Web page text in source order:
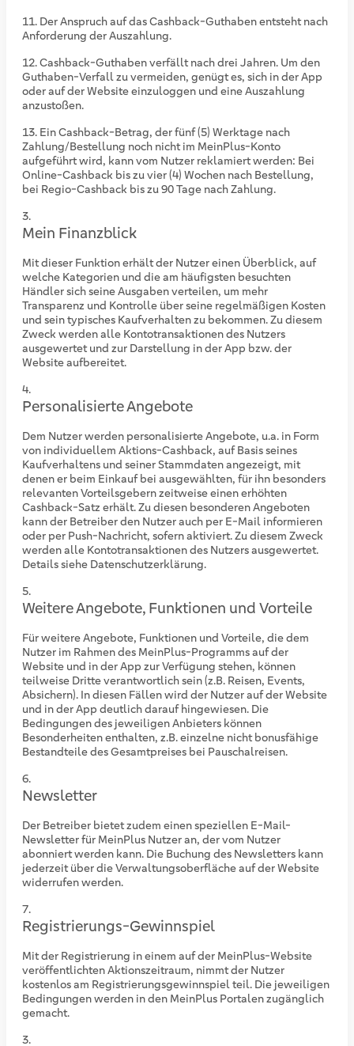
Der Anspruch auf das Cashback-Guthaben entsteht nach
Anforderung der Auszahlung.
Cashback-Guthaben verfällt nach drei Jahren. Um den
Guthaben-Verfall zu vermeiden, genügt es, sich in der App
oder auf der Website einzuloggen und eine Auszahlung
anzustoßen.
Ein Cashback-Betrag, der fünf (5) Werktage nach
Zahlung/Bestellung noch nicht im MeinPlus-Konto
aufgeführt wird, kann vom Nutzer reklamiert werden: Bei
Online-Cashback bis zu vier (4) Wochen nach Bestellung,
bei Regio-Cashback bis zu 90 Tage nach Zahlung.
Mein Finanzblick
Mit dieser Funktion erhält der Nutzer einen Überblick, auf
welche Kategorien und die am häufigsten besuchten
Händler sich seine Ausgaben verteilen, um mehr
Transparenz und Kontrolle über seine regelmäßigen Kosten
und sein typisches Kaufverhalten zu bekommen. Zu diesem
Zweck werden alle Kontotransaktionen des Nutzers
ausgewertet und zur Darstellung in der App bzw. der
Website aufbereitet.
Personalisierte Angebote
Dem Nutzer werden personalisierte Angebote, u.a. in Form
von individuellem Aktions-Cashback, auf Basis seines
Kaufverhaltens und seiner Stammdaten angezeigt, mit
denen er beim Einkauf bei ausgewählten, für ihn besonders
relevanten Vorteilsgebern zeitweise einen erhöhten
Cashback-Satz erhält. Zu diesen besonderen Angeboten
kann der Betreiber den Nutzer auch per E-Mail informieren
oder per Push-Nachricht, sofern aktiviert. Zu diesem Zweck
werden alle Kontotransaktionen des Nutzers ausgewertet.
Details siehe Datenschutzerklärung.
Weitere Angebote, Funktionen und Vorteile
Für weitere Angebote, Funktionen und Vorteile, die dem
Nutzer im Rahmen des MeinPlus-Programms auf der
Website und in der App zur Verfügung stehen, können
teilweise Dritte verantwortlich sein (z.B. Reisen, Events,
Absichern). In diesen Fällen wird der Nutzer auf der Website
und in der App deutlich darauf hingewiesen. Die
Bedingungen des jeweiligen Anbieters können
Besonderheiten enthalten, z.B. einzelne nicht bonusfähige
Bestandteile des Gesamtpreises bei Pauschalreisen.
Newsletter
Der Betreiber bietet zudem einen speziellen E-Mail-
Newsletter für MeinPlus Nutzer an, der vom Nutzer
abonniert werden kann. Die Buchung des Newsletters kann
jederzeit über die Verwaltungsoberfläche auf der Website
widerrufen werden.
Registrierungs-Gewinnspiel
Mit der Registrierung in einem auf der MeinPlus-Website
veröffentlichten Aktionszeitraum, nimmt der Nutzer
kostenlos am Registrierungsgewinnspiel teil. Die jeweiligen
Bedingungen werden in den MeinPlus Portalen zugänglich
gemacht.